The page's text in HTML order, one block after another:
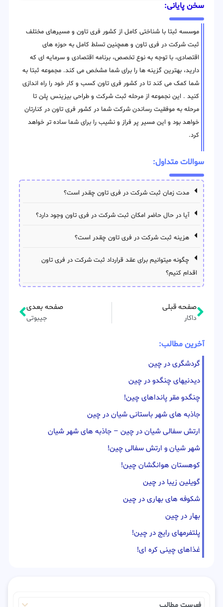
سخن پایانی:
موسسه ثبتا با شناختی کامل از کشور فری تاون و مسیرهای مختلف
ثبت شرکت در فری تاون و همچنین تسلط کامل به حوزه های
اقتصادی، با توجه به نوع تخصص، برنامه اقتصادی و سرمایه ای که
دارید، بهترین گزینه ها را برای شما مشخص می کند. مجموعه ثبتا به
شما کمک می کند تا در کشور فری تاون کسب و کار خود را راه اندازی
کنید . این نجموعه از مرحله ثبت شرکت و طراحی بیزینس پلن تا
مرحله به موفقیت رساندن شرکت شما در کشور فری تاون در کنارتان
خواهد بود و این مسیر پر فراز و نشیب را برای شما ساده تر خواهد
کرد.
سوالات متداول:
مدت زمان ثبت شرکت در فری تاون چقدر است؟
آیا در حال حاضر امکان ثبت شرکت در فری تاون وجود دارد؟
هزینه ثبت شرکت در فری تاون چقدر است؟
چگونه میتوانیم برای عقد قرارداد ثبت شرکت در فری تاون
اقدام کنیم؟
صفحه قبلی
داکار
صفحه بعدی
جیبوتی
آخرین مطالب:
گردشگری در چین
دیدنیهای چنگدو در چین
چنگدو مقر پانداهای چین!
جاذبه های شهر باستانی شیان در چین
ارتش سفالی شیان در چین – جاذبه های شهر شیان
شهر شیان و ارتش سفالی چین!
کوهستان هوانگشان چین!
گویلین زیبا در چین
شکوفه های بهاری در چین
بهار در چین
پلتفرمهای رایج در چین!
غذاهای چینی کره ای!